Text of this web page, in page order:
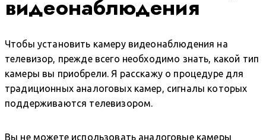
видеонаблюдения
Чтобы установить камеру видеонаблюдения на
телевизор, прежде всего необходимо знать, какой тип
камеры вы приобрели. Я расскажу о процедуре для
традиционных аналоговых камер, сигналы которых
поддерживаются телевизором.
Вы не можете использовать аналоговые камеры